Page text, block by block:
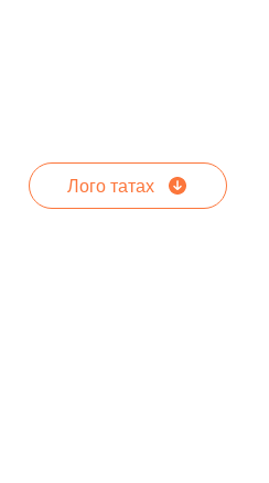
Лого татах